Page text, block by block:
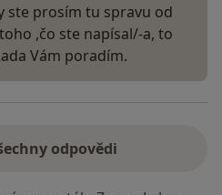
ste prosím tu spravu od
,čo ste napísal/-a, to
Vám poradím.
odpovědi